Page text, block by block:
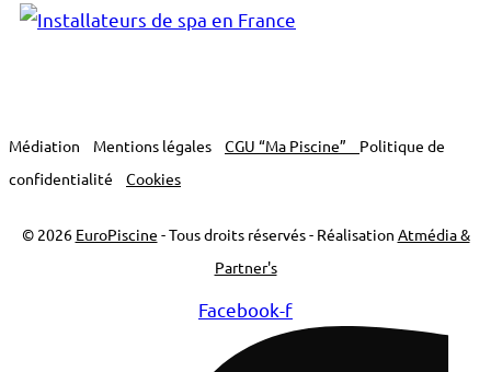
Médiation Mentions légales CGU “Ma Piscine” Politique de
confidentialité
Cookies
© 2026 EuroPiscine - Tous droits réservés - Réalisation Atmédia &
Partner's
Facebook-f